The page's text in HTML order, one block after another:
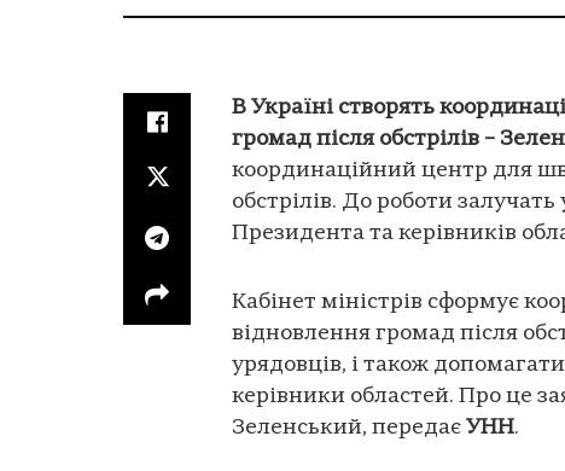
В Україні створять
громад після обстрілів –
координаційний центр для
обстрілів. До роботи залучать
Президента та керівників
Кабінет міністрів сформує
відновлення громад після
урядовців, і також
керівники областей. Про це
Зеленський, передає УНН.